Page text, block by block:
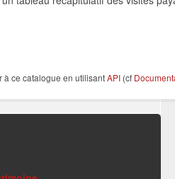
à ce catalogue en utilisantAPI (cf